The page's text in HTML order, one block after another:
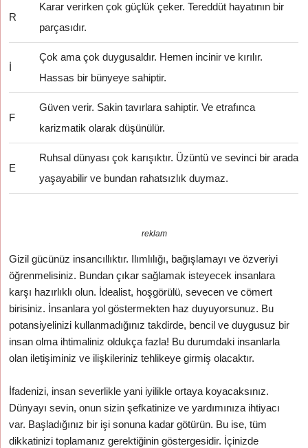
R
Karar verirken çok güçlük çeker. Tereddüt hayatının bir
parçasıdır.
İ
Çok ama çok duygusaldır. Hemen incinir ve kırılır.
Hassas bir bünyeye sahiptir.
F
Güven verir. Sakin tavırlara sahiptir. Ve etrafınca
karizmatik olarak düşünülür.
E
Ruhsal dünyası çok karışıktır. Üzüntü ve sevinci bir arada
yaşayabilir ve bundan rahatsızlık duymaz.
reklam
Gizil gücünüz insancıllıktır. Ilımlılığı, bağışlamayı ve özveriyi
öğrenmelisiniz. Bundan çıkar sağlamak isteyecek insanlara
karşı hazırlıklı olun. İdealist, hoşgörülü, sevecen ve cömert
birisiniz. İnsanlara yol göstermekten haz duyuyorsunuz. Bu
potansiyelinizi kullanmadığınız takdirde, bencil ve duygusuz bir
insan olma ihtimaliniz oldukça fazla! Bu durumdaki insanlarla
olan iletişiminiz ve ilişkileriniz tehlikeye girmiş olacaktır.
İfadenizi, insan severlikle yani iyilikle ortaya koyacaksınız.
Dünyayı sevin, onun sizin şefkatinize ve yardımınıza ihtiyacı
var. Başladığınız bir işi sonuna kadar götürün. Bu ise, tüm
dikkatinizi toplamanız gerektiğinin göstergesidir. İçinizde